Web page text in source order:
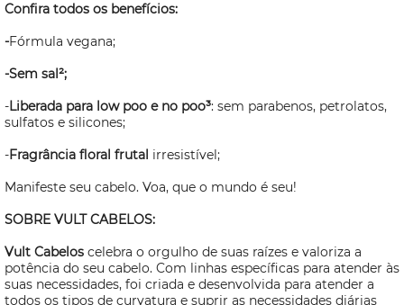
Confira todos os benefícios:
-Fórmula vegana;
-Sem sal²;
-Liberada para low poo e no poo³: sem parabenos, petrolatos,
sulfatos e silicones;
-Fragrância floral frutal irresistível;
Manifeste seu cabelo. Voa, que o mundo é seu!
SOBRE VULT CABELOS:
Vult Cabelos celebra o orgulho de suas raízes e valoriza a
potência do seu cabelo. Com linhas específicas para atender às
suas necessidades, foi criada e desenvolvida para atender a
todos os tipos de curvatura e suprir as necessidades diárias